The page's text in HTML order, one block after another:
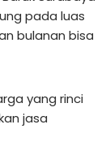
pada luas
bulanan bisa
yang rinci
jasa